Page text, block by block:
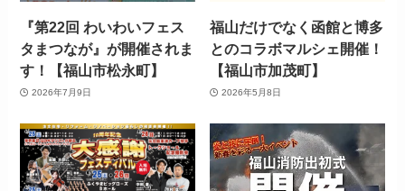
『第22回 わいわいフェス
タまつなが』が開催されま
す！【福山市松永町】
2026年7月9日
福山だけでなく函館と博多
とのコラボマルシェ開催！
【福山市加茂町】
2026年5月8日